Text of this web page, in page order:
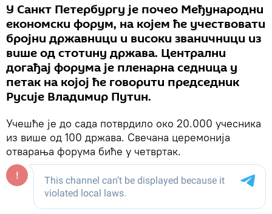
У Санкт Петербургу је почео Међународни
економски форум, на којем ће учествовати
бројни државници и високи званичници из
више од стотину држава. Централни
догађај форума је пленарна седница у
петак на којој ће говорити председник
Русије Владимир Путин.
Учешће је до сада потврдило око 20.000 учесника
из више од 100 држава. Свечана церемонија
отварања форума биће у четвртак.